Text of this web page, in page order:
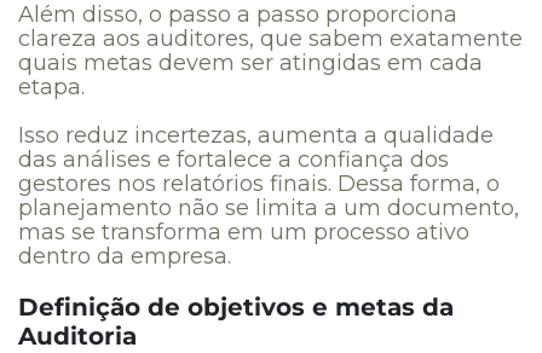
Além disso, o passo a passo proporciona
clareza aos auditores, que sabem exatamente
quais metas devem ser atingidas em cada
etapa.
Isso reduz incertezas, aumenta a qualidade
das análises e fortalece a confiança dos
gestores nos relatórios finais. Dessa forma, o
planejamento não se limita a um documento,
mas se transforma em um processo ativo
dentro da empresa.
Definição de objetivos e metas da
Auditoria